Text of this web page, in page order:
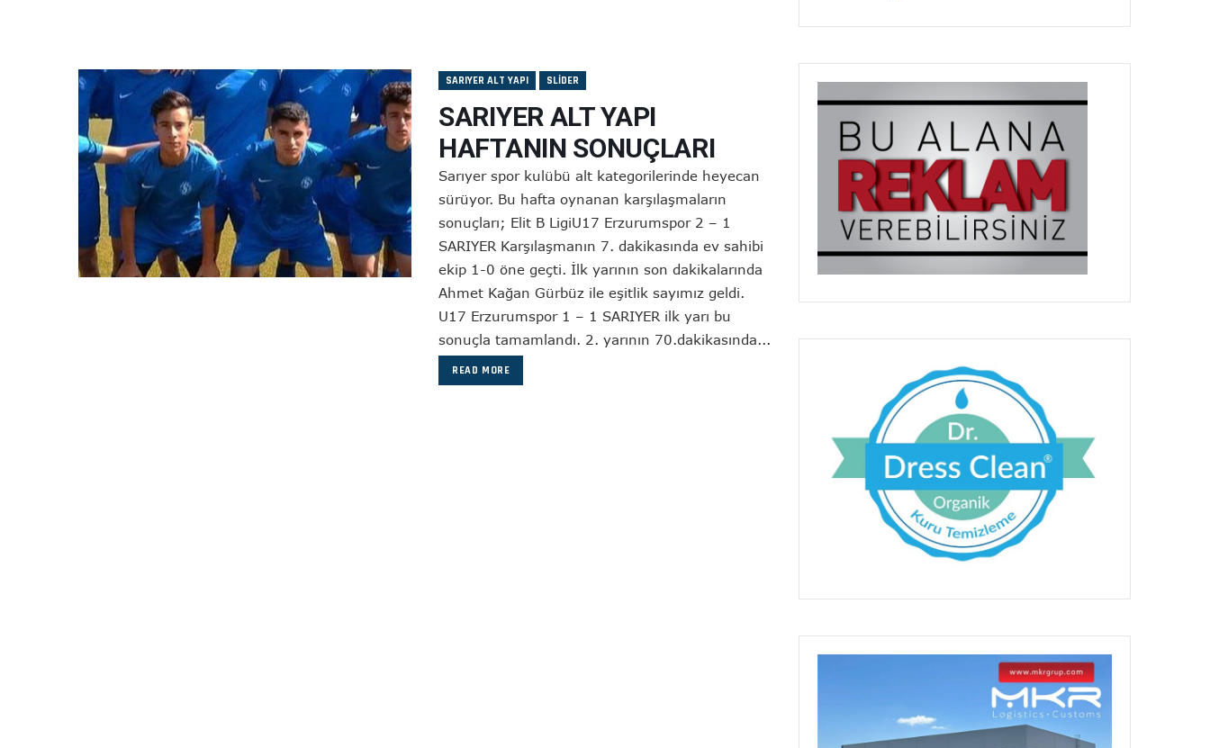
SARIYER ALT YAPI SLIDER
SARIYER ALT YAPI
HAFTANIN SONUÇLARI
Sarıyer spor kulübü alt kategorilerinde heyecan
sürüyor. Bu hafta oynanan karşılaşmaların
sonuçları; Elit B LigiU17 Erzurumspor 2 – 1
SARIYER Karşılaşmanın 7. dakikasında ev sahibi
ekip 1-0 öne geçti. İlk yarının son dakikalarında
Ahmet Kağan Gürbüz ile eşitlik sayımız geldi.
U17 Erzurumspor 1 – 1 SARIYER ilk yarı bu
sonuçla tamamlandı. 2. yarının 70.dakikasında...
READ MORE